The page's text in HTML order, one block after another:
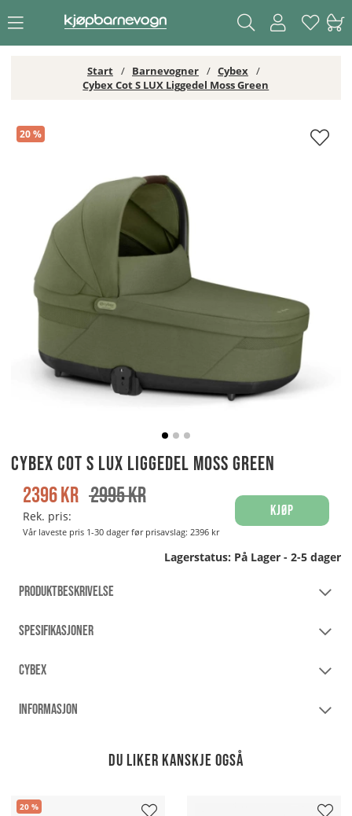
Start Barnevogner
Cybex
Cybex Cot S LUX Liggedel Moss Green
20
Cybex Cot S LUX Liggedel Moss Green
Cybex Cot S LUX Liggedel Moss Green
2995kr
2396kr
Rek. pris:
Vår laveste pris 1-30 dager før prisavslag: 2396 kr
Kjøp
Lagerstatus: På Lager - 2-5 dager
PRODUKTBESKRIVELSE
SPESIFIKASJONER
CYBEX
INFORMASJON
Du liker kanskje også
20